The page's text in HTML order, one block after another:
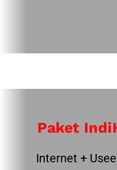
Paket
Internet +